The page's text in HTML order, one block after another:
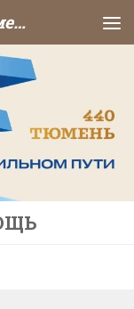
МАОУВ(С)ОШ №2 города Тюмени